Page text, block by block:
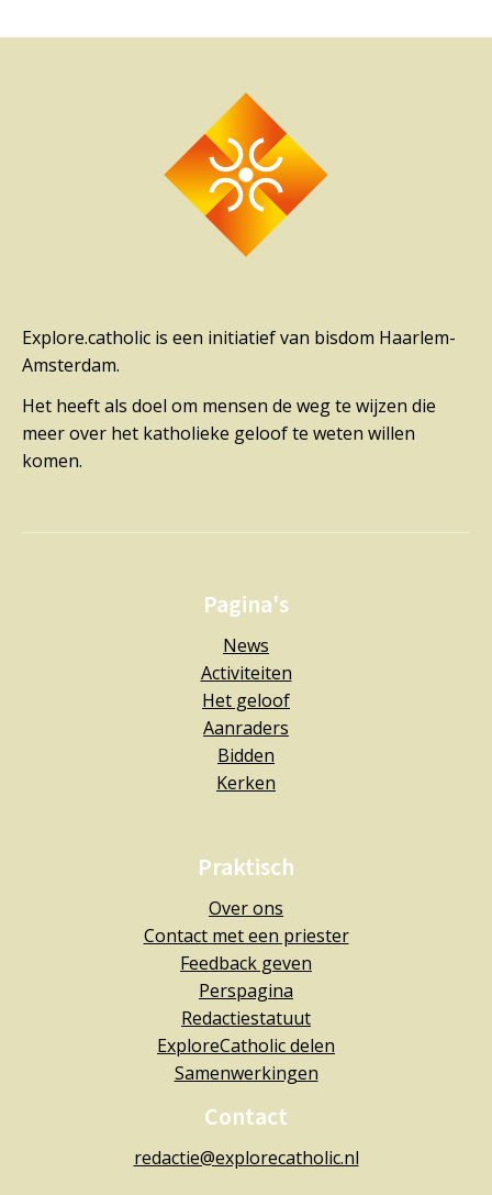
Explore.catholic is een initiatief van bisdom Haarlem-
Amsterdam.
Het heeft als doel om mensen de weg te wijzen die
meer over het katholieke geloof te weten willen
komen.
Pagina's
News
Activiteiten
Het geloof
Aanraders
Bidden
Kerken
Praktisch
Over ons
Contact met een priester
Feedback geven
Perspagina
Redactiestatuut
ExploreCatholic delen
Samenwerkingen
Contact
redactie@explorecatholic.nl